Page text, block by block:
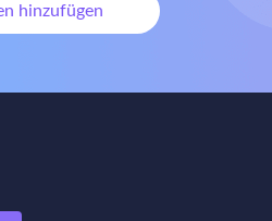
hinzufügen